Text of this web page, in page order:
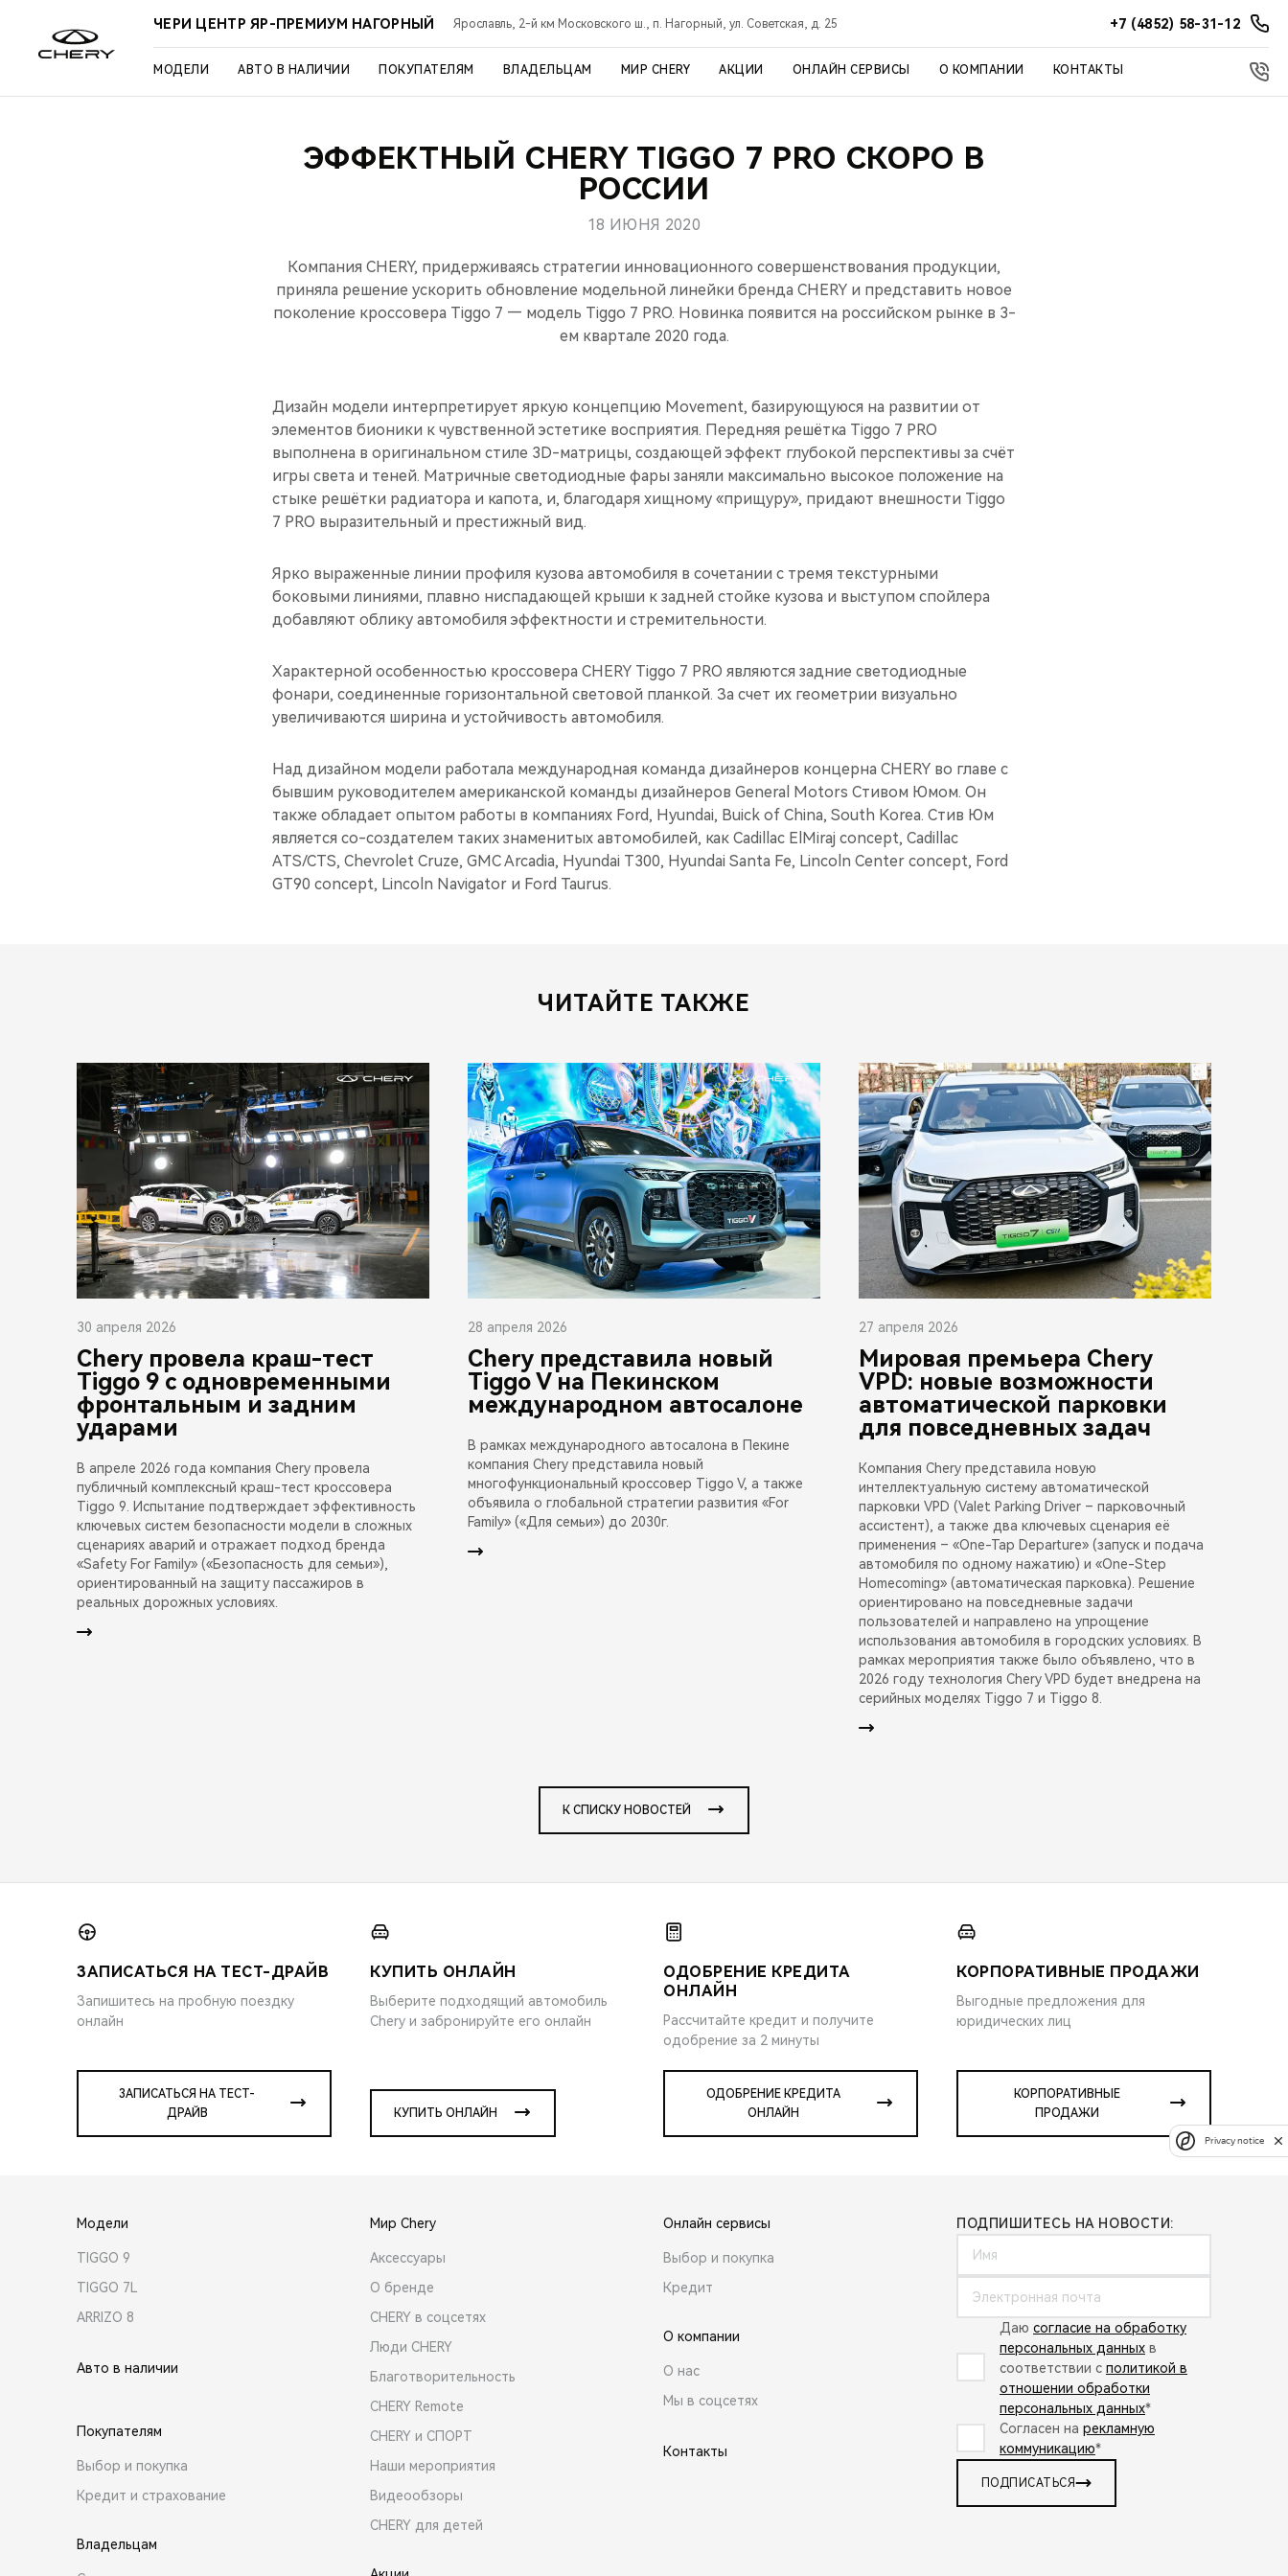
ЧЕРИ ЦЕНТР ЯР-ПРЕМИУМ НАГОРНЫЙ Ярославль, 2-й км Московского ш., п. Нагорный, ул. Советская, д. 25 +7 (4852) 58-31-12
МОДЕЛИ АВТО В НАЛИЧИИ ПОКУПАТЕЛЯМ ВЛАДЕЛЬЦАМ МИР CHERY АКЦИИ ОНЛАЙН СЕРВИСЫ О КОМПАНИИ КОНТАКТЫ
ЭФФЕКТНЫЙ CHERY TIGGO 7 PRO СКОРО В
РОССИИ
18 ИЮНЯ 2020
Компания CHERY, придерживаясь стратегии инновационного совершенствования продукции,
приняла решение ускорить обновление модельной линейки бренда CHERY и представить новое
поколение кроссовера Tiggo 7 — модель Tiggo 7 PRO. Новинка появится на российском рынке в 3-
ем квартале 2020 года.
Дизайн модели интерпретирует яркую концепцию Movement, базирующуюся на развитии от
элементов бионики к чувственной эстетике восприятия. Передняя решётка Tiggo 7 PRO
выполнена в оригинальном стиле 3D-матрицы, создающей эффект глубокой перспективы за счёт
игры света и теней. Матричные светодиодные фары заняли максимально высокое положение на
стыке решётки радиатора и капота, и, благодаря хищному «прищуру», придают внешности Tiggo
7 PRO выразительный и престижный вид.
Ярко выраженные линии профиля кузова автомобиля в сочетании с тремя текстурными
боковыми линиями, плавно ниспадающей крыши к задней стойке кузова и выступом спойлера
добавляют облику автомобиля эффектности и стремительности.
Характерной особенностью кроссовера CHERY Tiggo 7 PRO являются задние светодиодные
фонари, соединенные горизонтальной световой планкой. За счет их геометрии визуально
увеличиваются ширина и устойчивость автомобиля.
Над дизайном модели работала международная команда дизайнеров концерна CHERY во главе с
бывшим руководителем американской команды дизайнеров General Motors Стивом Юмом. Он
также обладает опытом работы в компаниях Ford, Hyundai, Buick of China, South Korea. Стив Юм
является со-создателем таких знаменитых автомобилей, как Cadillac ElMiraj concept, Cadillac
ATS/CTS, Chevrolet Cruze, GMC Arcadia, Hyundai T300, Hyundai Santa Fe, Lincoln Center concept, Ford
GT90 concept, Lincoln Navigator и Ford Taurus.
ЧИТАЙТЕ ТАКЖЕ
30 апреля 2026
Chery провела краш-тест
Tiggo 9 с одновременными
фронтальным и задним
ударами
В апреле 2026 года компания Chery провела
публичный комплексный краш-тест кроссовера
Tiggo 9. Испытание подтверждает эффективность
ключевых систем безопасности модели в сложных
сценариях аварий и отражает подход бренда
«Safety For Family» («Безопасность для семьи»),
ориентированный на защиту пассажиров в
реальных дорожных условиях.
28 апреля 2026
Chery представила новый
Tiggo V на Пекинском
международном автосалоне
В рамках международного автосалона в Пекине
компания Chery представила новый
многофункциональный кроссовер Tiggo V, а также
объявила о глобальной стратегии развития «For
Family» («Для семьи») до 2030г.
27 апреля 2026
Мировая премьера Chery
VPD: новые возможности
автоматической парковки
для повседневных задач
Компания Chery представила новую
интеллектуальную систему автоматической
парковки VPD (Valet Parking Driver – парковочный
ассистент), а также два ключевых сценария её
применения – «One-Tap Departure» (запуск и подача
автомобиля по одному нажатию) и «One-Step
Homecoming» (автоматическая парковка). Решение
ориентировано на повседневные задачи
пользователей и направлено на упрощение
использования автомобиля в городских условиях. В
рамках мероприятия также было объявлено, что в
2026 году технология Chery VPD будет внедрена на
серийных моделях Tiggo 7 и Tiggo 8.
К СПИСКУ НОВОСТЕЙ
ЗАПИСАТЬСЯ НА ТЕСТ-ДРАЙВ
Запишитесь на пробную поездку
онлайн
ЗАПИСАТЬСЯ НА ТЕСТ-
ДРАЙВ
КУПИТЬ ОНЛАЙН
Выберите подходящий автомобиль
Chery и забронируйте его онлайн
КУПИТЬ ОНЛАЙН
ОДОБРЕНИЕ КРЕДИТА
ОНЛАЙН
Рассчитайте кредит и получите
одобрение за 2 минуты
ОДОБРЕНИЕ КРЕДИТА
ОНЛАЙН
КОРПОРАТИВНЫЕ ПРОДАЖИ
Выгодные предложения для
юридических лиц
КОРПОРАТИВНЫЕ
ПРОДАЖИ
Модели
TIGGO 9
TIGGO 7L
ARRIZO 8
Авто в наличии
Покупателям
Выбор и покупка
Кредит и страхование
Владельцам
Мир Chery
Аксессуары
О бренде
CHERY в соцсетях
Люди CHERY
Благотворительность
CHERY Remote
CHERY и СПОРТ
Наши мероприятия
Видеообзоры
CHERY для детей
Онлайн сервисы
Выбор и покупка
Кредит
О компании
О нас
Мы в соцсетях
Контакты
ПОДПИШИТЕСЬ НА НОВОСТИ:
Даю согласие на обработку
персональных данных в
соответствии с политикой в
отношении обработки
персональных данных*
Согласен на рекламную
коммуникацию*
ПОДПИСАТЬСЯ
Privacy notice